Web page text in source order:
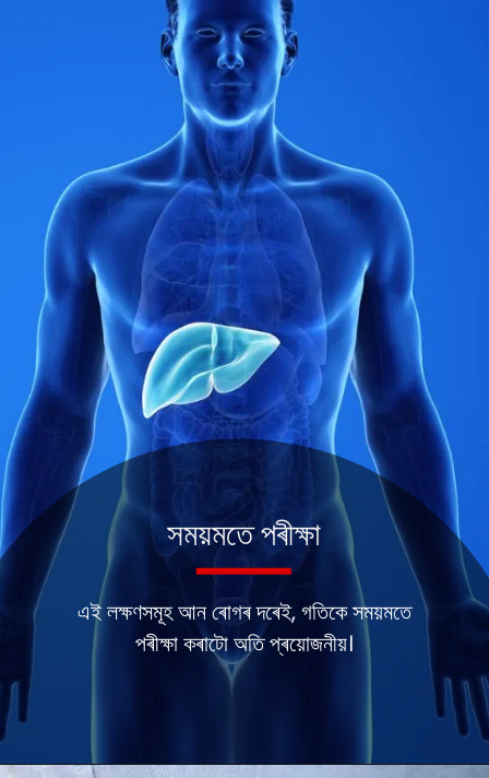
এই লক্ষণসমূহ আন ৰোগৰ দৰেই, গতিকে সময়মতে
পৰীক্ষা কৰাটো অতি প্ৰয়োজনীয়।
সময়মতে পৰীক্ষা